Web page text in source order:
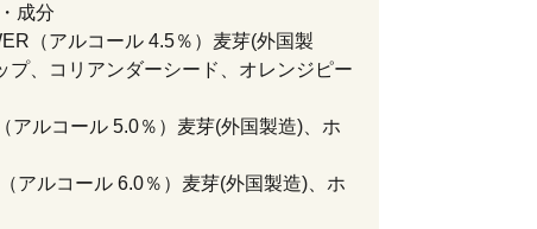
成分
（アルコール 4.5％）麦芽(外国製
プ、コリアンダーシード、オレンジピー
アルコール 5.0％）麦芽(外国製造)、ホ
（アルコール 6.0％）麦芽(外国製造)、ホ